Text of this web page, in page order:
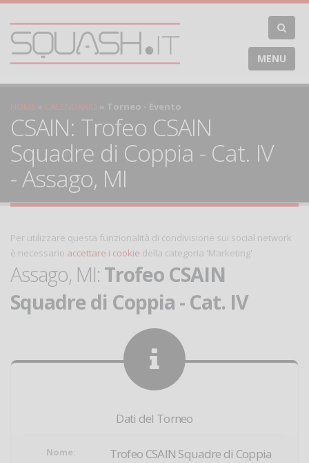
MENU
HOME CALENDARIO Torneo - Evento
CSAIN: Trofeo CSAIN
Squadre di Coppia - Cat. IV
- Assago, MI
Per utilizzare questa funzionalità di condivisione sui social network
è necessario accettare i cookie della categoria 'Marketing'
Assago, MI: Trofeo CSAIN
Squadre di Coppia - Cat. IV
Dati del Torneo
Nome: Trofeo CSAIN Squadre di Coppia